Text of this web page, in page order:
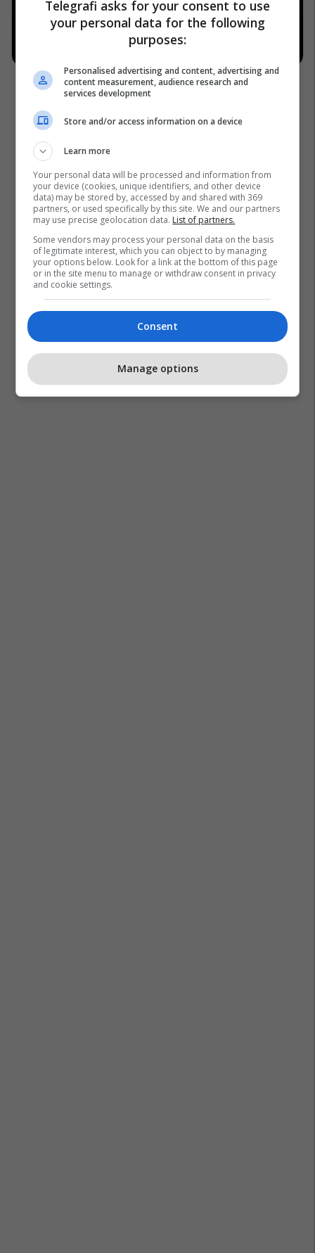
Telegrafi asks for your consent to use
your personal data for the following
purposes:
Personalised advertising and content, advertising and
content measurement, audience research and
services development
Store and/or access information on a device
Learn more
Your personal data will be processed and information from
your device (cookies, unique identifiers, and other device
data) may be stored by, accessed by and shared with 369
partners, or used specifically by this site. We and our partners
may use precise geolocation data. List of partners.
Some vendors may process your personal data on the basis
of legitimate interest, which you can object to by managing
your options below. Look for a link at the bottom of this page
or in the site menu to manage or withdraw consent in privacy
and cookie settings.
Consent
Manage options